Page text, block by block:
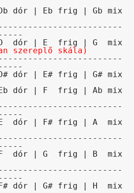
dór | Eb frig | Gb mix
dór | E  frig | G  mix
szereplő skála)
dór | E# frig | G# mix
dór | F  frig | Ab mix
dór | F# frig | A  mix
dór | G  frig | B  mix
dór | G# frig | H  mix